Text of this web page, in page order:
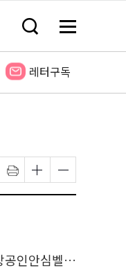
검
창
기
메
전
보
레터구독
인
쇄
하
글
자
크
하
기
글
자
크
하
기
벨' 신청하세요